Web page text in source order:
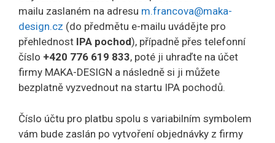
mailu zaslaném na adresu m.francova@maka-
design.cz (do předmětu e-mailu uvádějte pro
přehlednost IPA pochod), případně přes telefonní
číslo +420 776 619 833, poté ji uhraďte na účet
firmy MAKA-DESIGN a následně si ji můžete
bezplatně vyzvednout na startu IPA pochodů.
Číslo účtu pro platbu spolu s variabilním symbolem
vám bude zaslán po vytvoření objednávky z firmy